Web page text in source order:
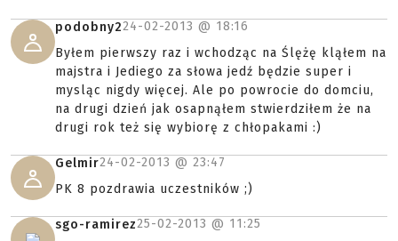
podobny224-02-2013 @ 18:16
Byłem pierwszy raz i wchodząc na Ślężę kląłem na
majstra i Jediego za słowa jedź będzie super i
mysląc nigdy więcej. Ale po powrocie do domciu,
na drugi dzień jak osapnąłem stwierdziłem że na
drugi rok też się wybiorę z chłopakami :)
Gelmir24-02-2013 @ 23:47
PK 8 pozdrawia uczestników ;)
sgo-ramirez25-02-2013 @ 11:25